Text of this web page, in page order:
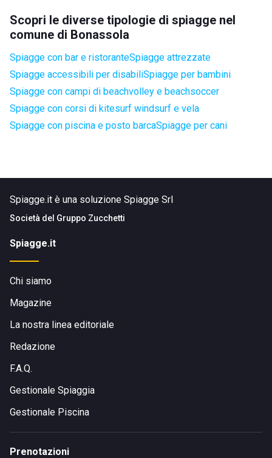
Scopri le diverse tipologie di spiagge nel
comune di Bonassola
Spiagge con bar e ristoranteSpiagge attrezzate
Spiagge accessibili per disabiliSpiagge per bambini
Spiagge con campi di beachvolley e beachsoccer
Spiagge con corsi di kitesurf windsurf e vela
Spiagge con piscina e posto barcaSpiagge per cani
Spiagge.it è una soluzione Spiagge Srl
Società del Gruppo Zucchetti
Spiagge.it
Chi siamo
Magazine
La nostra linea editoriale
Redazione
F.A.Q.
Gestionale Spiaggia
Gestionale Piscina
Prenotazioni